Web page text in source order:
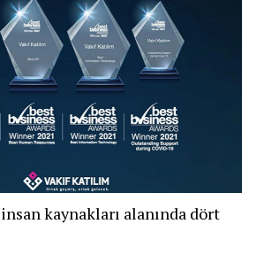
insan kaynakları alanında dört